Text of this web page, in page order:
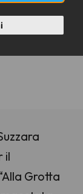
il
Grotta